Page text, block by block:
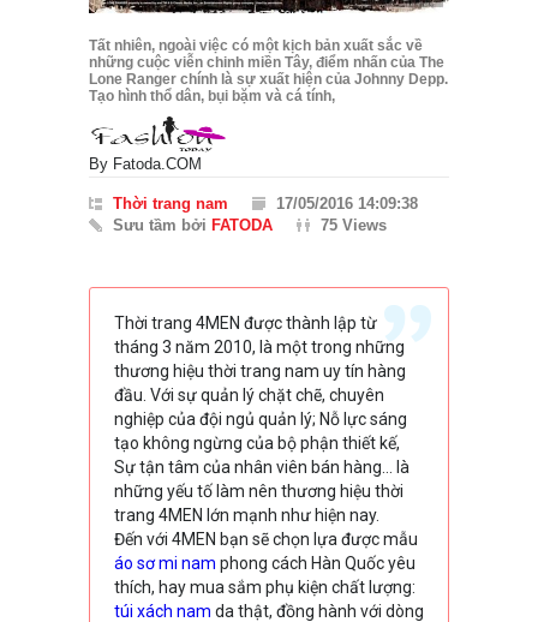
Tất nhiên, ngoài việc có một kịch bản xuất sắc về
những cuộc viễn chinh miền Tây, điểm nhấn của The
Lone Ranger chính là sự xuất hiện của Johnny Depp.
Tạo hình thổ dân, bụi bặm và cá tính,
By Fatoda.COM
Thời trang nam
17/05/2016 14:09:38
Sưu tầm bởi FATODA 75 Views
Thời trang 4MEN được thành lập từ
tháng 3 năm 2010, là một trong những
thương hiệu thời trang nam uy tín hàng
đầu. Với sự quản lý chặt chẽ, chuyên
nghiệp của đội ngủ quản lý; Nỗ lực sáng
tạo không ngừng của bộ phận thiết kế,
Sự tận tâm của nhân viên bán hàng… là
những yếu tố làm nên thương hiệu thời
trang 4MEN lớn mạnh như hiện nay.
Đến với 4MEN bạn sẽ chọn lựa được mẫu
áo sơ mi nam phong cách Hàn Quốc yêu
thích, hay mua sắm phụ kiện chất lượng:
túi xách nam da thật, đồng hành với dòng